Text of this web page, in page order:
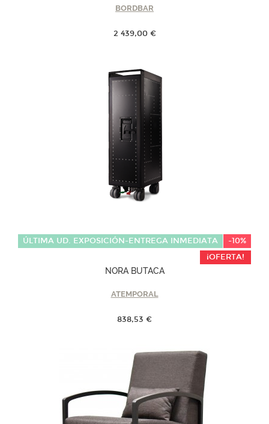
BORDBAR
2 439,00 €
ÚLTIMA UD. EXPOSICIÓN-ENTREGA INMEDIATA
-10%
¡OFERTA!
NORA BUTACA
ATEMPORAL
838,53 €